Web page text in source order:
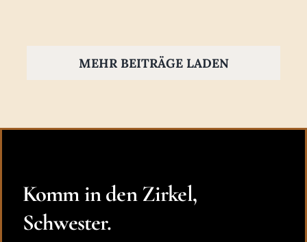
MEHR BEITRÄGE LADEN
Komm in den Zirkel,
Schwester.